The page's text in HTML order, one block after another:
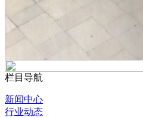
栏目导航
新闻中心
行业动态